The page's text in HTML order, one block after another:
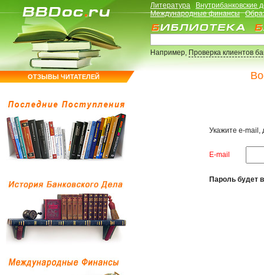
ОТЗЫВЫ ЧИТАТЕЛЕЙ
Литература
Внутрибанковские
Международные финансы
Например,Проверка клиентов
Укажите e-mail,
E-mail
Пароль будет